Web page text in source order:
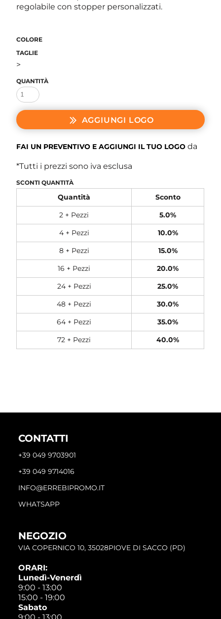
regolabile con stopper personalizzati.
COLORE
TAGLIE
>
QUANTITÀ
AGGIUNGI LOGO
FAI UN PREVENTIVO E AGGIUNGI IL TUO LOGO da
*Tutti i prezzi sono iva esclusa
SCONTI QUANTITÀ
Quantità
Sconto
2 + Pezzi
5.0%
4 + Pezzi
10.0%
8 + Pezzi
15.0%
16 + Pezzi
20.0%
24 + Pezzi
25.0%
48 + Pezzi
30.0%
64 + Pezzi
35.0%
72 + Pezzi
40.0%
CONTATTI
+39 049 9703901
+39 049 9714016
INFO@ERREBIPROMO.IT
WHATSAPP
NEGOZIO
VIA COPERNICO 10, 35028PIOVE DI SACCO (PD)
ORARI:
Lunedì-Venerdì
9:00 - 13:00
15:00 - 19:00
Sabato
9:00 - 13:00